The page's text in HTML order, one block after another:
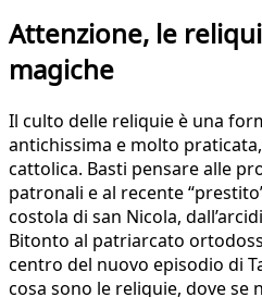
Attenzione, le
magiche
Il culto delle reliquie è una
antichissima e molto
cattolica. Basti pensare alle
patronali e al recente
costola di san Nicola,
Bitonto al patriarcato
centro del nuovo episodio di
cosa sono le reliquie, dove se